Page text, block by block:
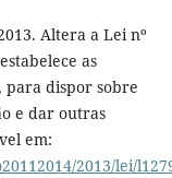
Altera a Lei nº
as
para dispor sobre
e dar outras
em:
2013/lei/